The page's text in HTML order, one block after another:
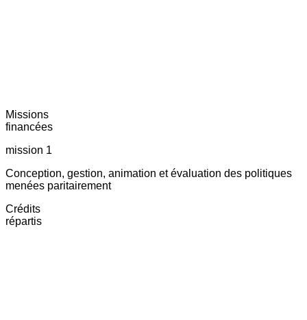
Missions
financées
mission 1
Conception, gestion, animation et évaluation des politiques
menées paritairement
Crédits
répartis